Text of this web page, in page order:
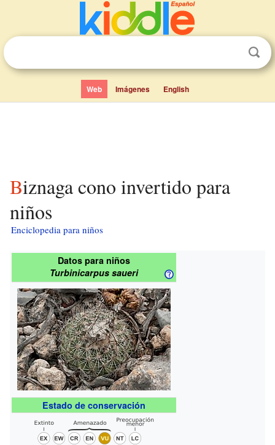
Web Imágenes English
Biznaga cono invertido para
niños
Enciclopedia para niños
Datos para niños
Turbinicarpus saueri
Estado de conservación